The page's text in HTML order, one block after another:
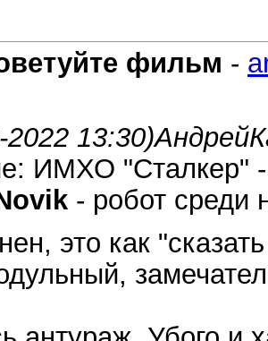
фильм -
2022 13:30)
ИМХО "Сталкер"
- робот среди
это как